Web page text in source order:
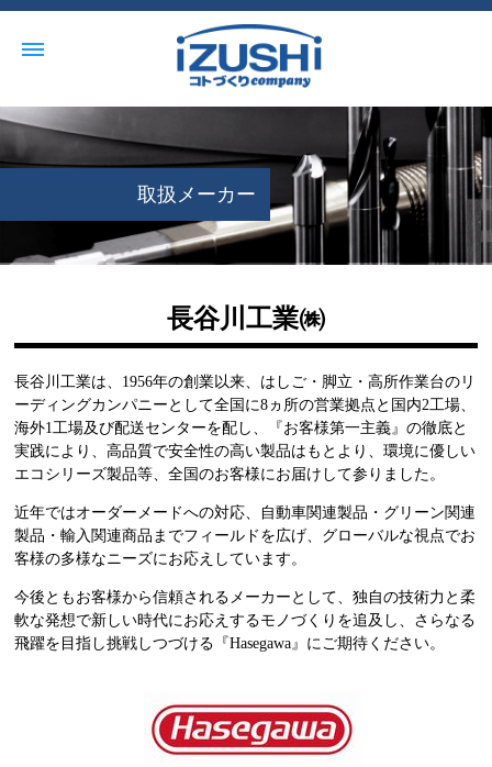
取扱メーカー
長谷川工業㈱
長谷川工業は、1956年の創業以来、はしご・脚立・高所作業台のリ
ーディングカンパニーとして全国に8ヵ所の営業拠点と国内2工場、
海外1工場及び配送センターを配し、『お客様第一主義』の徹底と
実践により、高品質で安全性の高い製品はもとより、環境に優しい
エコシリーズ製品等、全国のお客様にお届けして参りました。
近年ではオーダーメードへの対応、自動車関連製品・グリーン関連
製品・輸入関連商品までフィールドを広げ、グローバルな視点でお
客様の多様なニーズにお応えしています。
今後ともお客様から信頼されるメーカーとして、独自の技術力と柔
軟な発想で新しい時代にお応えするモノづくりを追及し、さらなる
飛躍を目指し挑戦しつづける『Hasegawa』にご期待ください。